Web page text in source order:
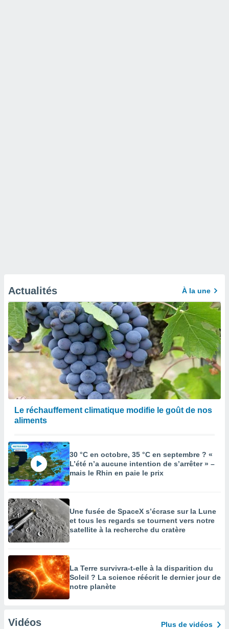
Actualités À la une
Le réchauffement climatique modifie le goût de nos
aliments
30 °C en octobre, 35 °C en septembre ? «
L’été n’a aucune intention de s’arrêter » –
mais le Rhin en paie le prix
Une fusée de SpaceX s’écrase sur la Lune
et tous les regards se tournent vers notre
satellite à la recherche du cratère
La Terre survivra-t-elle à la disparition du
Soleil ? La science réécrit le dernier jour de
notre planète
Vidéos Plus de vidéos